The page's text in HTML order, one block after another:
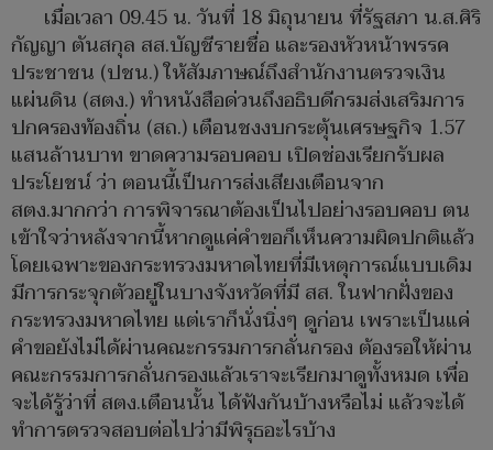
เมื่อเวลา 09.45 น. วันที่ 18 มิถุนายน ที่รัฐสภา น.ส.ศิริ
กัญญา ตันสกุล สส.บัญชีรายชื่อ และรองหัวหน้าพรรค
ประชาชน (ปชน.) ให้สัมภาษณ์ถึงสำนักงานตรวจเงิน
แผ่นดิน (สตง.) ทำหนังสือด่วนถึงอธิบดีกรมส่งเสริมการ
ปกครองท้องถิ่น (สถ.) เตือนชงงบกระตุ้นเศรษฐกิจ 1.57
แสนล้านบาท ขาดความรอบคอบ เปิดช่องเรียกรับผล
ประโยชน์ ว่า ตอนนี้เป็นการส่งเสียงเตือนจาก
สตง.มากกว่า การพิจารณาต้องเป็นไปอย่างรอบคอบ ตน
เข้าใจว่าหลังจากนี้หากดูแค่คำขอก็เห็นความผิดปกติแล้ว
โดยเฉพาะของกระทรวงมหาดไทยที่มีเหตุการณ์แบบเดิม
มีการกระจุกตัวอยู่ในบางจังหวัดที่มี สส. ในฟากฝั่งของ
กระทรวงมหาดไทย แต่เราก็นั่งนิ่งๆ ดูก่อน เพราะเป็นแค่
คำขอยังไม่ได้ผ่านคณะกรรมการกลั่นกรอง ต้องรอให้ผ่าน
คณะกรรมการกลั่นกรองแล้วเราจะเรียกมาดูทั้งหมด เพื่อ
จะได้รู้ว่าที่ สตง.เตือนนั้น ได้ฟังกันบ้างหรือไม่ แล้วจะได้
ทำการตรวจสอบต่อไปว่ามีพิรุธอะไรบ้าง